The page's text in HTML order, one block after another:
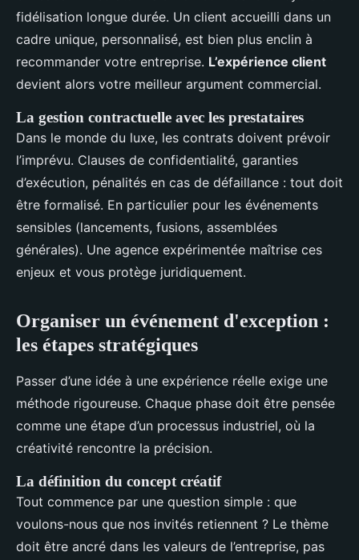
fidélisation longue durée. Un client accueilli dans un
cadre unique, personnalisé, est bien plus enclin à
recommander votre entreprise. L’expérience client
devient alors votre meilleur argument commercial.
La gestion contractuelle avec les prestataires
Dans le monde du luxe, les contrats doivent prévoir
l’imprévu. Clauses de confidentialité, garanties
d’exécution, pénalités en cas de défaillance : tout doit
être formalisé. En particulier pour les événements
sensibles (lancements, fusions, assemblées
générales). Une agence expérimentée maîtrise ces
enjeux et vous protège juridiquement.
Organiser un événement d'exception :
les étapes stratégiques
Passer d’une idée à une expérience réelle exige une
méthode rigoureuse. Chaque phase doit être pensée
comme une étape d’un processus industriel, où la
créativité rencontre la précision.
La définition du concept créatif
Tout commence par une question simple : que
voulons-nous que nos invités retiennent ? Le thème
doit être ancré dans les valeurs de l’entreprise, pas